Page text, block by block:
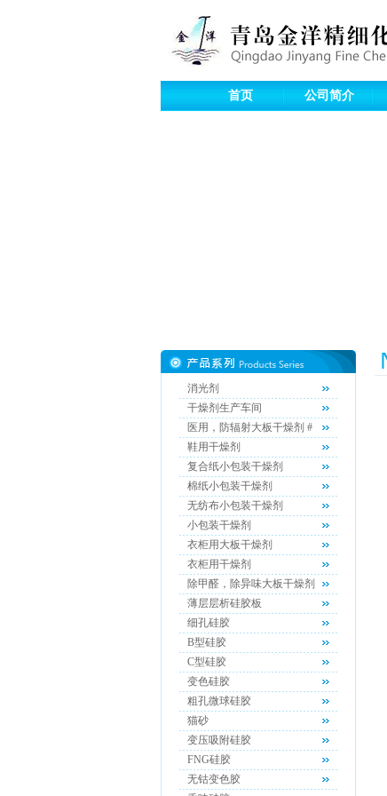
首页 公司简介
消光剂
干燥剂生产车间
医用，防辐射大板干燥剂 #
鞋用干燥剂
复合纸小包装干燥剂
棉纸小包装干燥剂
无纺布小包装干燥剂
小包装干燥剂
衣柜用大板干燥剂
衣柜用干燥剂
除甲醛，除异味大板干燥剂
薄层层析硅胶板
细孔硅胶
B型硅胶
C型硅胶
变色硅胶
粗孔微球硅胶
猫砂
变压吸附硅胶
FNG硅胶
无钴变色胶